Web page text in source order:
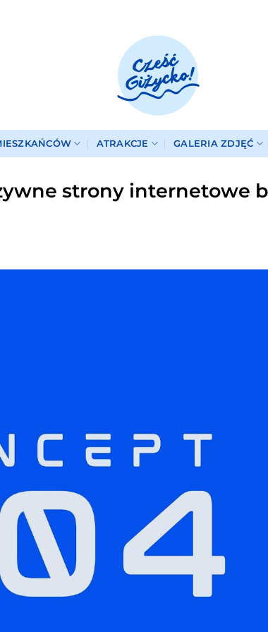
ATRAKCJE GALERIA ZDJĘĆ
strony internetowe